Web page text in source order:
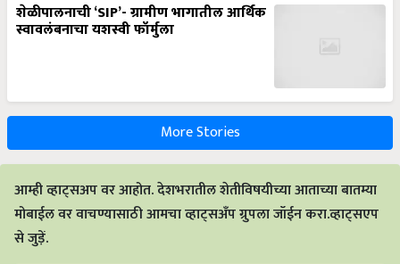
शेळीपालनाची ‘SIP’- ग्रामीण भागातील आर्थिक
स्वावलंबनाचा यशस्वी फॉर्मुला
More Stories
आम्ही व्हाट्सअप वर आहोत. देशभरातील शेतीविषयीच्या आताच्या बातम्या
मोबाईल वर वाचण्यासाठी आमचा व्हाट्सअँप ग्रुपला जॉईन करा.व्हाट्सएप
से जुड़ें.